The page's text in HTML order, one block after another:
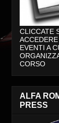
CLICCATE
EVENTI A
CORSO
ALFA
PRESS